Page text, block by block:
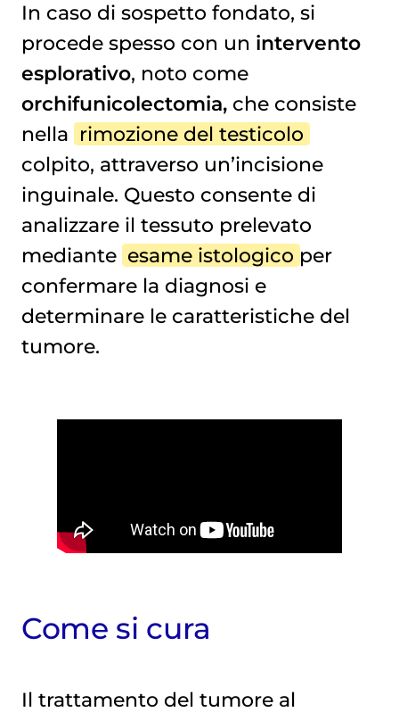
In caso di sospetto fondato, si
procede spesso con un intervento
esplorativo, noto come
orchifunicolectomia,che consiste
nella rimozione del testicolo
colpito, attraverso un’incisione
inguinale. Questo consente di
analizzare il tessuto prelevato
mediante esame istologico per
confermare la diagnosi e
determinare le caratteristiche del
tumore.
Come si cura
Il trattamento del tumore al